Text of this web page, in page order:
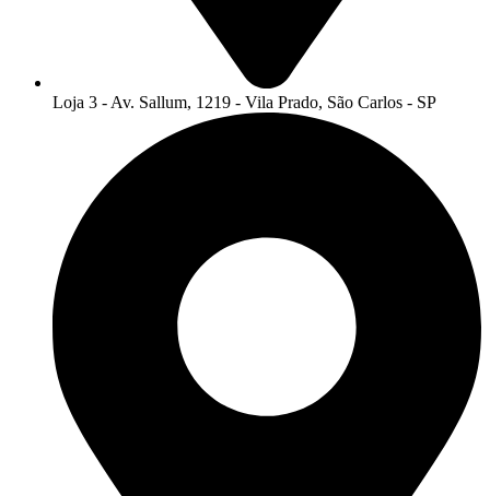
Loja 3 - Av. Sallum, 1219 - Vila Prado, São Carlos - SP